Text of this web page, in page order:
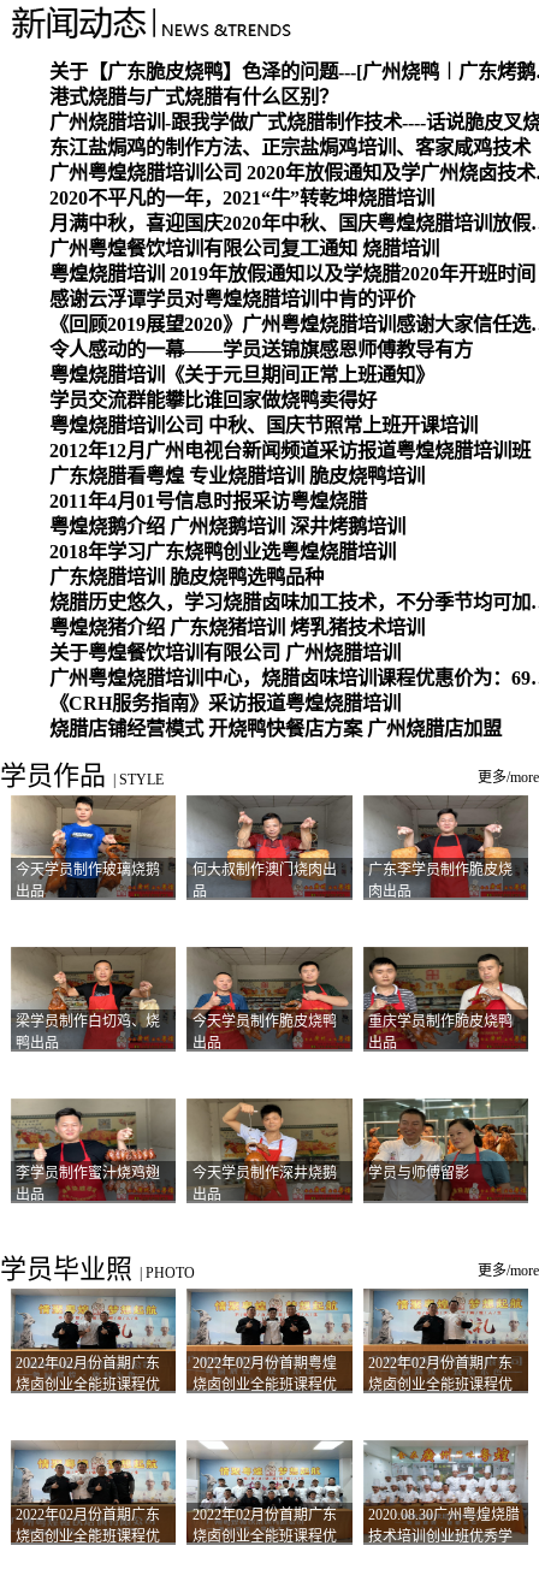
关于【广
港式烧腊与广式烧腊有什么区别？
广州烧腊培训-跟我学做广式烧腊制作技术----话说脆皮叉
东江盐焗鸡的制作方法、正宗盐焗鸡培训、客家咸鸡技术
广州粤煌
2020不平凡的一年，2021“牛”转乾坤烧腊培训
月满中秋，喜迎
广州粤煌餐饮培训有限公司复工通知 烧腊培训
粤煌烧腊培训 2019年放假通知以及学烧腊2020年开班时间
感谢云浮谭学员对粤煌烧腊培训中肯的评价
《回顾2019展望
令人感动的一幕——学员送锦旗感恩师傅教导有方
粤煌烧腊培训《关于元旦期间正常上班通知》
学员交流群能攀比谁回家做烧鸭卖得好
粤煌烧腊培训公司 中秋、国庆节照常上班开课培训
2012年12月广州电视台新闻频道采访报道粤煌烧腊培训班
广东烧腊看粤煌 专业烧腊培训 脆皮烧鸭培训
2011年4月01号信息时报采访粤煌烧腊
粤煌烧鹅介绍 广州烧鹅培训 深井烤鹅培训
2018年学习广东烧鸭创业选粤煌烧腊培训
广东烧腊培训 脆皮烧鸭选鸭品种
烧腊历史悠久，学习
粤煌烧猪介绍 广东烧猪培训 烤乳猪技术培训
关于粤煌餐饮培训有限公司 广州烧腊培训
广州粤煌烧腊培训中心，烧腊卤味培训课程优惠价为：6980元
《CRH服务指南》采访报道粤煌烧腊培训
烧腊店铺经营模式 开烧鸭快餐店方案 广州烧腊店加盟
学员作品 STYLE 更多/more
今天学员制作玻璃烧鹅
出品
何大叔制作澳门烧肉出
品
广东李学员制作脆皮烧
肉出品
梁学员制作白切鸡、烧
鸭出品
今天学员制作脆皮烧鸭
出品
重庆学员制作脆皮烧鸭
出品
李学员制作蜜汁烧鸡翅
出品
今天学员制作深井烧鹅
出品
学员与师傅留影
学员毕业照 PHOTO 更多/more
2022年02月份首期广东
烧卤创业全能班课程优
2022年02月份首期粤煌
烧卤创业全能班课程优
2022年02月份首期广东
烧卤创业全能班课程优
2022年02月份首期广东
烧卤创业全能班课程优
2022年02月份首期广东
烧卤创业全能班课程优
2020.08.30广州粤煌烧腊
技术培训创业班优秀学